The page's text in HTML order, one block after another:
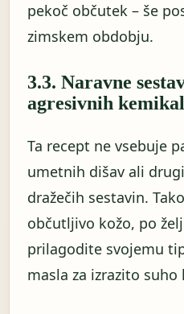
pekoč občutek – še
zimskem obdobju.
3.3. Naravne
agresivnih
Ta recept ne vsebuje
umetnih dišav ali
dražečih sestavin.
občutljivo kožo, po
prilagodite svojemu
masla za izrazito suho